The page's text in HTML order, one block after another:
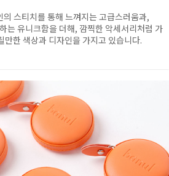
스티치를 통해 느껴지는 고급스러움과,
유니크함을 더해, 깜찍한 악세서리처럼 가
만한 색상과 디자인을 가지고 있습니다.